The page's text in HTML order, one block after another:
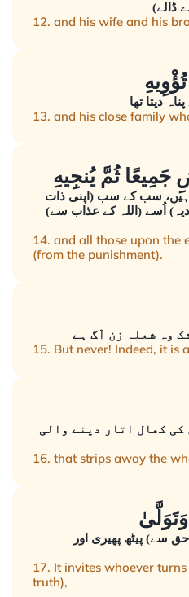
ڈالے)
12. and his wife and his
دیتا تھا
13. and his close family
ہیں، سب کے سب (اپنی ذات
اُسے (اللہ کے عذاب سے)
14. and all those upon the
(from the punishment).
وہ شعلہ زن آگ ہے
15. But never! Indeed, it is
کھال اتار دینے والی
16. that strips away the
سے) پیٹھ پھیری اور
17. It invites whoever
truth),